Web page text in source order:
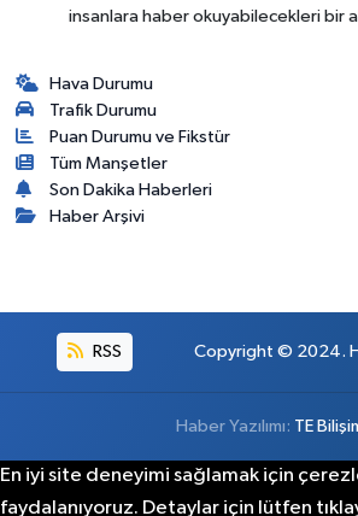
insanlara haber okuyabilecekleri bir
Hava Durumu
Trafik Durumu
Puan Durumu ve Fikstür
Tüm Manşetler
Son Dakika Haberleri
Haber Arşivi
RSS Copyright © 2024.
Haber Yazılımı: TE
En iyi site deneyimi sağlamak için
faydalanıyoruz. Detaylar için lütfen